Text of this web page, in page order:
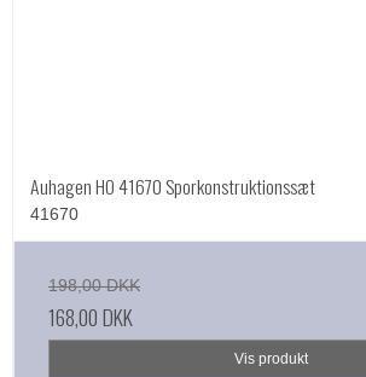
Auhagen HO 41670 Sporkonstruktionssæt
41670
198,00 DKK
168,00 DKK
Vis produkt